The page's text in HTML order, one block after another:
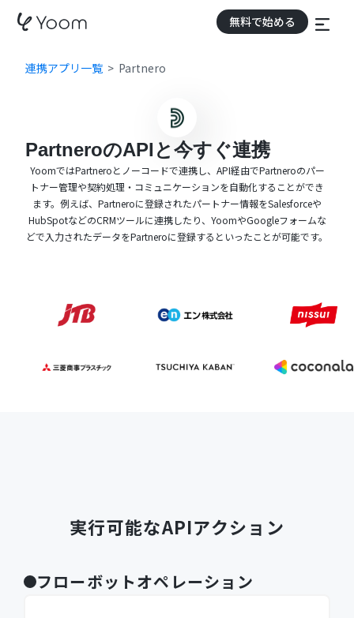
無料で始める
連携アプリ一覧 Partnero
PartneroのAPIと今すぐ連携
YoomではPartneroとノーコードで連携し、API経由でPartneroのパー
トナー管理や契約処理・コミュニケーションを自動化することができ
ます。例えば、Partneroに登録されたパートナー情報をSalesforceや
HubSpotなどのCRMツールに連携したり、YoomやGoogleフォームな
どで入力されたデータをPartneroに登録するといったことが可能です。
実行可能なAPIアクション
フローボットオペレーション